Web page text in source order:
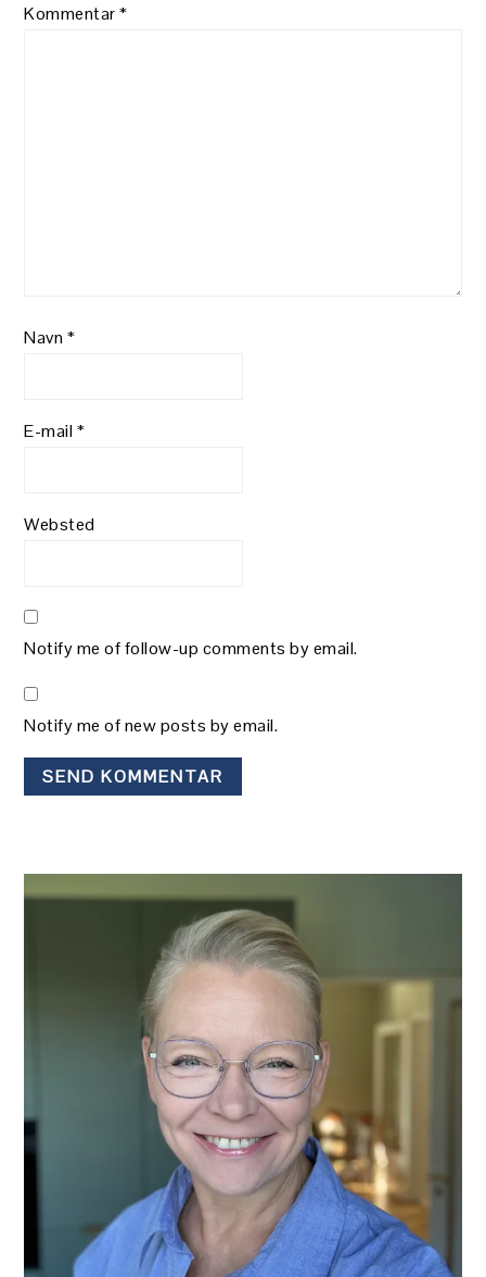
Kommentar*
Navn *
E-mail*
Websted
Notify me of follow-up comments by email.
Notify me of new posts by email.
PRIMÆR